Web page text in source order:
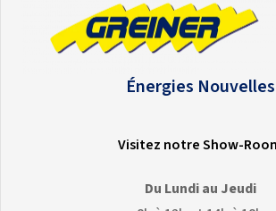
Énergies Nouvelles
Visitez notre Show-
Du Lundi au Jeudi